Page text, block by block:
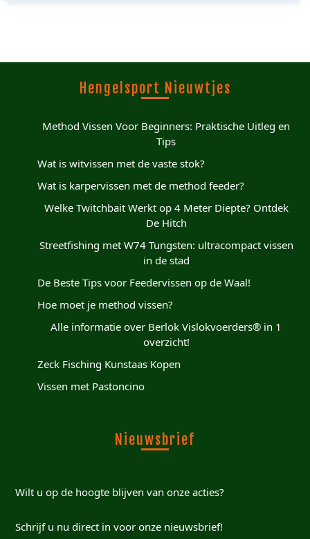
Hengelsport Nieuwtjes
Method Vissen Voor Beginners: Praktische Uitleg en
Tips
Wat is witvissen met de vaste stok?
Wat is karpervissen met de method feeder?
Welke Twitchbait Werkt op 4 Meter Diepte? Ontdek
De Hitch
Streetfishing met W74 Tungsten: ultracompact vissen
in de stad
De Beste Tips voor Feedervissen op de Waal!
Hoe moet je method vissen?
Alle informatie over Berlok Vislokvoerders® in 1
overzicht!
Zeck Fisching Kunstaas Kopen
Vissen met Pastoncino
Nieuwsbrief
Wilt u op de hoogte blijven van onze acties?
Schrijf u nu direct in voor onze nieuwsbrief!